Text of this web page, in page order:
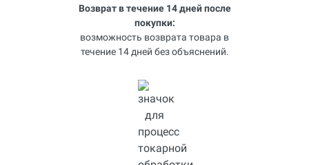
Возврат в течение 14 дней после
покупки:
возможность возврата товара в
течение 14 дней без объяснений.